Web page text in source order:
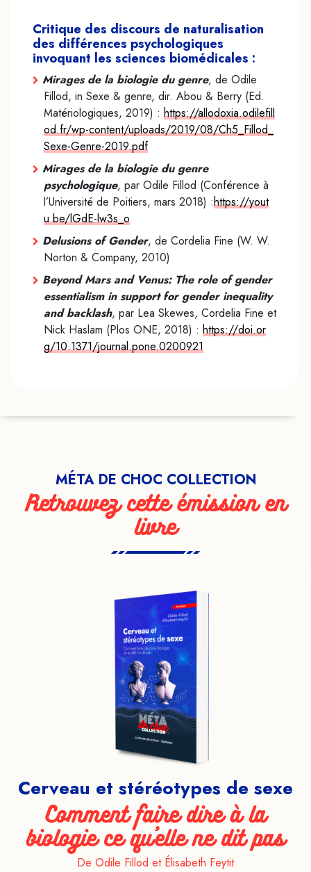
Critique des discours de naturalisation
des différences psychologiques
invoquant les sciences biomédicales :
Mirages de la biologie du genre, de Odile
Fillod, in Sexe & genre, dir. Abou & Berry (Ed.
Matériologiques, 2019) : https://allodoxia.odilefill
od.fr/wp-content/uploads/2019/08/Ch5_Fillod_
Sexe-Genre-2019.pdf
Mirages de la biologie du genre
psychologique, par Odile Fillod (Conférence à
l’Université de Poitiers, mars 2018) :https://yout
u.be/lGdE-lw3s_o
Delusions of Gender, de Cordelia Fine (W. W.
Norton & Company, 2010)
Beyond Mars and Venus: The role of gender
essentialism in support for gender inequality
and backlash, par Lea Skewes, Cordelia Fine et
Nick Haslam (Plos ONE, 2018) : https://doi.or
g/10.1371/journal.pone.0200921
MÉTA DE CHOC COLLECTION
Retrouvez cette émission en
livre
Cerveau et stéréotypes de sexe
Comment faire dire à la
biologie ce qu'elle ne dit pas
De Odile Fillod et Élisabeth Feytit